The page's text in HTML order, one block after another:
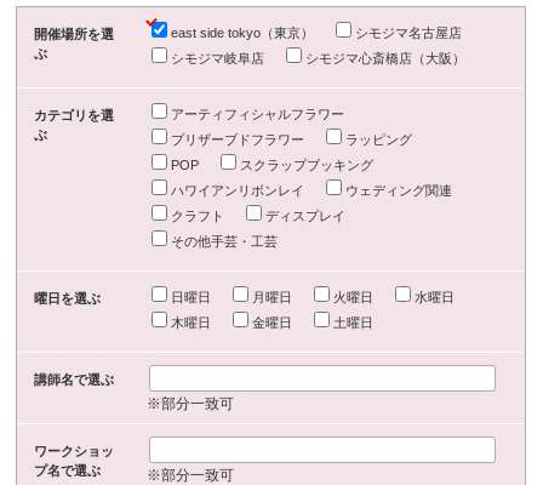
開催場所を選
ぶ
east side tokyo（東京）
シモジマ名古屋店
シモジマ岐阜店
シモジマ心斎橋店（大阪）
カテゴリを選
ぶ
アーティフィシャルフラワー
プリザーブドフラワー
ラッピング
POP
スクラップブッキング
ハワイアンリボンレイ
ウェディング関連
クラフト
ディスプレイ
その他手芸・工芸
曜日を選ぶ 日曜日 月曜日 火曜日
水曜日
木曜日
金曜日 土曜日
講師名で選ぶ
※部分一致可
ワークショッ
プ名で選ぶ
※部分一致可